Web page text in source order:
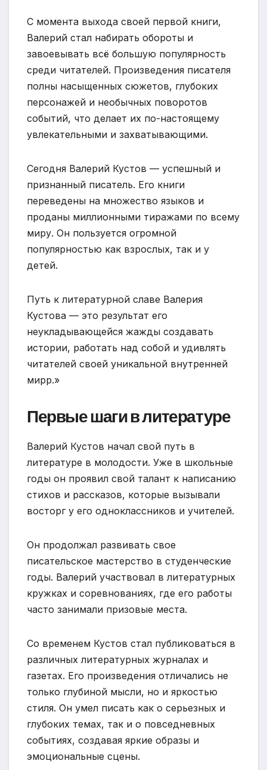
С момента выхода своей первой книги,
Валерий стал набирать обороты и
завоевывать всё большую популярность
среди читателей. Произведения писателя
полны насыщенных сюжетов, глубоких
персонажей и необычных поворотов
событий, что делает их по-настоящему
увлекательными и захватывающими.
Сегодня Валерий Кустов — успешный и
признанный писатель. Его книги
переведены на множество языков и
проданы миллионными тиражами по всему
миру. Он пользуется огромной
популярностью как взрослых, так и у
детей.
Путь к литературной славе Валерия
Кустова — это результат его
неукладывающейся жажды создавать
истории, работать над собой и удивлять
читателей своей уникальной внутренней
мирр.»
Первые шаги в литературе
Валерий Кустов начал свой путь в
литературе в молодости. Уже в школьные
годы он проявил свой талант к написанию
стихов и рассказов, которые вызывали
восторг у его одноклассников и учителей.
Он продолжал развивать свое
писательское мастерство в студенческие
годы. Валерий участвовал в литературных
кружках и соревнованиях, где его работы
часто занимали призовые места.
Со временем Кустов стал публиковаться в
различных литературных журналах и
газетах. Его произведения отличались не
только глубиной мысли, но и яркостью
стиля. Он умел писать как о серьезных и
глубоких темах, так и о повседневных
событиях, создавая яркие образы и
эмоциональные сцены.